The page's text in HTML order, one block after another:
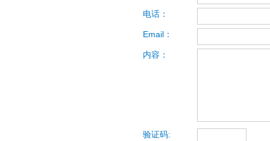
电话：
Email：
内容：
验证码: